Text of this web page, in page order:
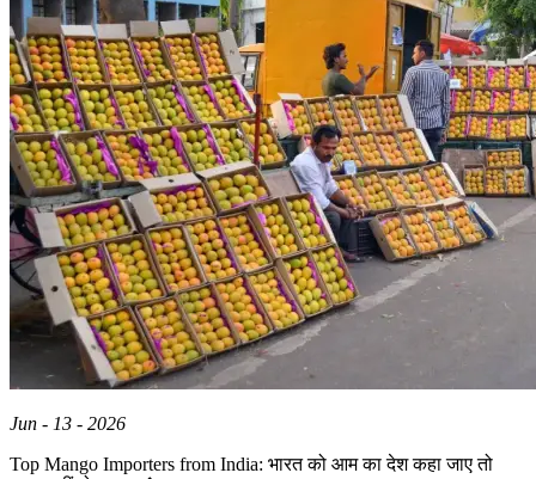
Jun - 13 - 2026
Top Mango Importers from India: भारत को आम का देश कहा जाए तो